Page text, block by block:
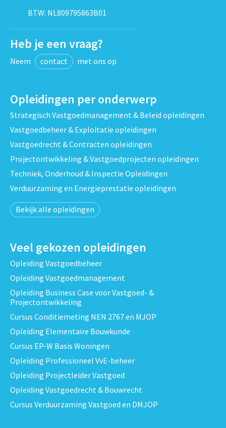
BTW: NL809795863B01
Heb je een vraag?
Neem contact met ons op
Opleidingen per onderwerp
Strategisch Vastgoedmanagement & Beleid opleidingen
Vastgoedbeheer & Exploitatie opleidingen
Vastgoedrecht & Contracten opleidingen
Projectontwikkeling & Vastgoedprojecten opleidingen
Techniek, Onderhoud & Inspectie Opleidingen
Verduurzaming en Energieprestatie opleidingen
Bekijk alle opleidingen
Veel gekozen opleidingen
Opleiding Vastgoedbeheer
Opleiding Vastgoedmanagement
Opleiding Business Case voor Vastgoed- &
Projectontwikkeling
Cursus Conditiemeting NEN 2767 en MJOP
Opleiding Elementaire Bouwkunde
Cursus EP-W Basis Woningen
Opleiding Professioneel VvE-beheer
Opleiding Projectleider Vastgoed
Opleiding Vastgoedrecht & Bouwrecht
Cursus Verduurzaming Vastgoed en DMJOP